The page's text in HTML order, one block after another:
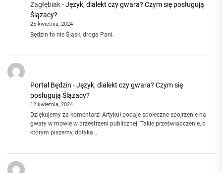
Zagłębiak-Język, dialekt czy gwara? Czym się posługują
Ślązacy?
25 kwietnia, 2024
Będzin to nie Śląsk, droga Pani.
Portal Będzin -Język, dialekt czy gwara? Czym się
posługują Ślązacy?
12 kwietnia, 2024
Dziękujemy za komentarz! Artykuł podaje społeczne spojrzenie na
gwary w mowie w przestrzeni publicznej. Takie przeświadczenie, o
którym piszemy, dotyka…